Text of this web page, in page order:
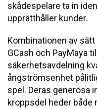
skådespelare ta in
upprätthåller kunder.
Kombinationen av
GCash och PayMaya
säkerhetsavdelning
ångströmsenhet
spel. Deras generösa
kroppsdel heder både